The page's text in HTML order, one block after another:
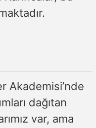
Akademisi’nde
dağıtan
var, ama